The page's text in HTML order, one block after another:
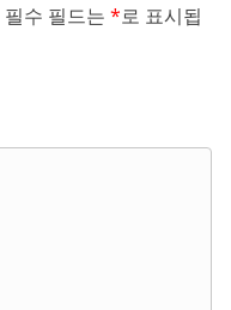
필수 필드는 *로 표시됩